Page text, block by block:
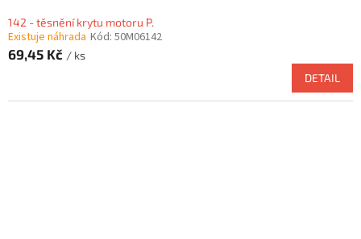
142 - těsnění krytu motoru P.
Existuje náhrada Kód: 50M06142
69,45 Kč / ks
DETAIL